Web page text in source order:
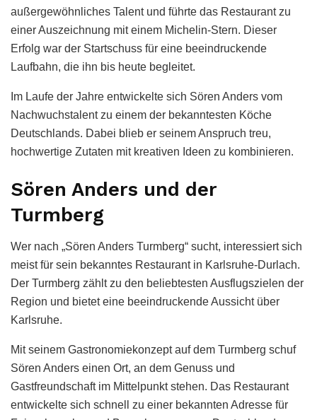
außergewöhnliches Talent und führte das Restaurant zu
einer Auszeichnung mit einem Michelin-Stern. Dieser
Erfolg war der Startschuss für eine beeindruckende
Laufbahn, die ihn bis heute begleitet.
Im Laufe der Jahre entwickelte sich Sören Anders vom
Nachwuchstalent zu einem der bekanntesten Köche
Deutschlands. Dabei blieb er seinem Anspruch treu,
hochwertige Zutaten mit kreativen Ideen zu kombinieren.
Sören Anders und der
Turmberg
Wer nach „Sören Anders Turmberg“ sucht, interessiert sich
meist für sein bekanntes Restaurant in Karlsruhe-Durlach.
Der Turmberg zählt zu den beliebtesten Ausflugszielen der
Region und bietet eine beeindruckende Aussicht über
Karlsruhe.
Mit seinem Gastronomiekonzept auf dem Turmberg schuf
Sören Anders einen Ort, an dem Genuss und
Gastfreundschaft im Mittelpunkt stehen. Das Restaurant
entwickelte sich schnell zu einer bekannten Adresse für